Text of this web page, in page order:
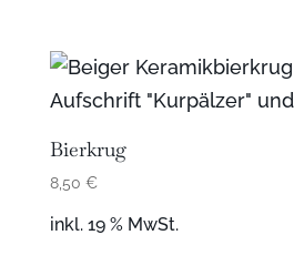
Bierkrug
8,50 €
inkl. 19 % MwSt.